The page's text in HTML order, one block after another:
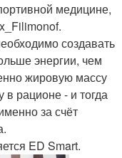
медицине,
создавать
энергии, чем
жировую массу
в рационе - и тогда
за счёт
ED Smart.